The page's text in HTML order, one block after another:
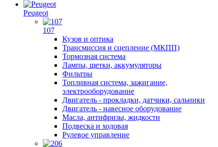
Peugeot
107
Кузов и оптика
Трансмиссия и сцепление (МКПП)
Тормозная система
Лампы, щетки, аккумуляторы
Фильтры
Топливная система, зажигание,
электрооборудование
Двигатель - прокладки, датчики, сальники
Двигатель - навесное оборудование
Масла, антифризы, жидкости
Подвеска и ходовая
Рулевое управление